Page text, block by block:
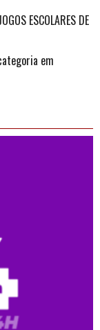
ESCOLARES DE
em